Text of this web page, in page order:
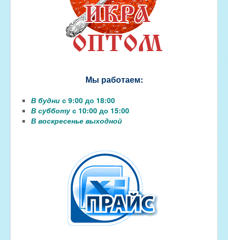
Мы работаем:
В будни с 9:00 до 18:00
В субботус 10:00 до 15:00
В воскресенье выходной